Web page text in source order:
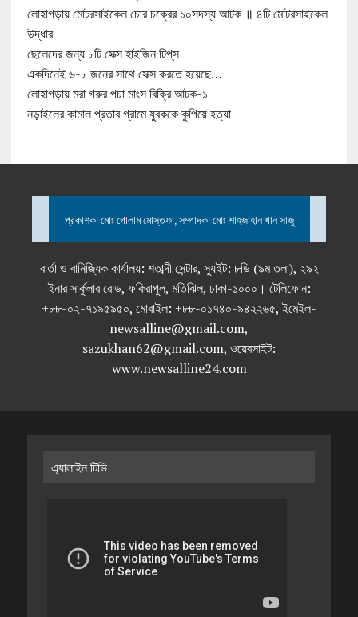
লোহাগড়ায় মোটরসাইকেল চোর চক্রের ১০সদস্য আটক ॥ ৪টি মোটরসাইকেল
উদ্ধার
ছেলেদের জন্য ৮টি সেক্স হাইজিন টিপ্‌স
একদিনেই ৬-৮ জনের সাথে সেক্স করতে হয়েছে…
লোহাগড়ায় মরা গরুর পচা মাংস বিক্রি আটক-১
নড়াইলের কামাল প্রতাব গ্রামে যুবককে কুপিয়ে হত্যা
প্রকাশক: মোঃ গোলাম মোস্তফা, সম্পাদক: মোঃ শাহজাহান খান সাজু
বার্তা ও বানিজ্যিক কার্যালয়: শতাব্দী সেন্টার, স্যুইট: ৮ডি (৯ম তলা), ২৯২
ইনার সার্কুলার রোড, ফকিরাপুল, মতিঝিল, ঢাকা-১০০০। টেলিফোন:
+৮৮-০২-৭১৯৫৯৫০, মোবাইল: +৮৮-০১৭৪০-৯৪২২৬৫, ইমেইল-
newsalline@gmail.com,
sazukhan62@gmail.com, ওয়েবসাইট:
www.newsalline24.com
এ্যালাইন টিভি